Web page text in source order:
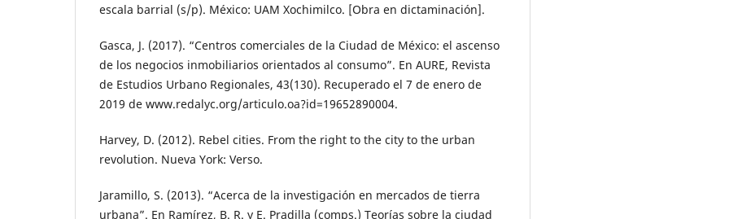
escala barrial (s/p). México: UAM Xochimilco. [Obra en dictaminación].
Gasca, J. (2017). “Centros comerciales de la Ciudad de México: el ascenso
de los negocios inmobiliarios orientados al consumo”. En AURE, Revista
de Estudios Urbano Regionales, 43(130). Recuperado el 7 de enero de
2019 de www.redalyc.org/articulo.oa?id=19652890004.
Harvey, D. (2012). Rebel cities. From the right to the city to the urban
revolution. Nueva York: Verso.
Jaramillo, S. (2013). “Acerca de la investigación en mercados de tierra
urbana”. En Ramírez, B. R. y E. Pradilla (comps.) Teorías sobre la ciudad